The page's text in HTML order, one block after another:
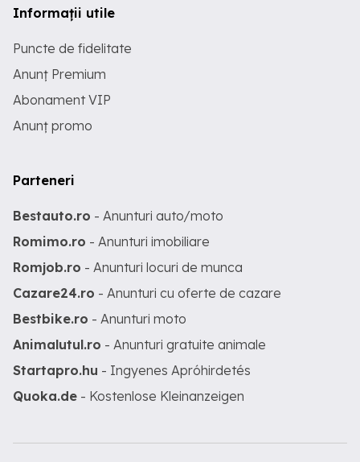
Informații utile
Puncte de fidelitate
Anunț Premium
Abonament VIP
Anunț promo
Parteneri
Bestauto.ro - Anunturi auto/moto
Romimo.ro - Anunturi imobiliare
Romjob.ro - Anunturi locuri de munca
Cazare24.ro - Anunturi cu oferte de cazare
Bestbike.ro - Anunturi moto
Animalutul.ro - Anunturi gratuite animale
Startapro.hu - Ingyenes Apróhirdetés
Quoka.de - Kostenlose Kleinanzeigen